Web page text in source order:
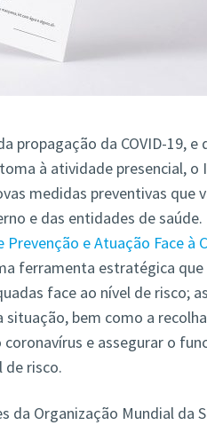
propagação da COVID-19,
à atividade presencial,
medidas preventivas que
e das entidades de
Prevenção e Atuação Face à
ferramenta estratégica
face ao nível de risco;
bem como a
e assegurar o
de risco.
da Organização Mundial da